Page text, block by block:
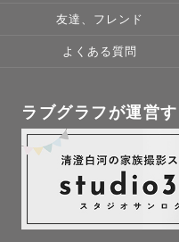
友達、フレンド
よくある質問
ラブグラフが運営